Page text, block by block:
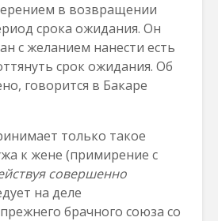
в возвращении
срока ожидания. Он
с желанием нанести есть
срок ожидания. Об
говорится в Бакаре
только такое
к жене (примирение с
совершенно
на деле
брачного союза со